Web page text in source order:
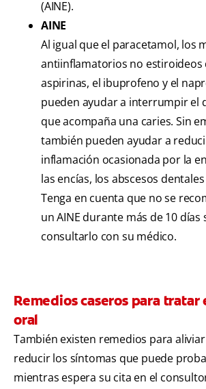
(AINE).
AINE
Al igual que el paracetamol, los
antiinflamatorios no estiroideos
aspirinas, el ibuprofeno y el
pueden ayudar a interrumpir el
que acompaña una caries. Sin
también pueden ayudar a
inflamación ocasionada por la
las encías, los abscesos
Tenga en cuenta que no se
un AINE durante más de 10 días
consultarlo con su médico.
Remedios caseros para tratar
oral
También existen remedios para
reducir los síntomas que puede
mientras espera su cita en el